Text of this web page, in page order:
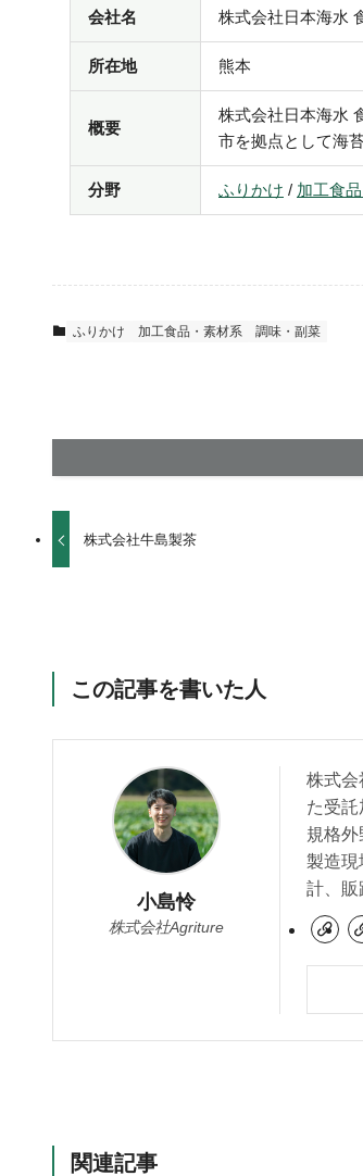
会社名 株式会社日本海水
所在地 熊本
概要
株式会社日本海水
市を拠点として海
分野 ふりかけ / 加工食
ふりかけ 加工食品・素材系 調味・副菜
株式会社牛島製茶
この記事を書いた人
小島怜
株式会社Agriture
株式会
た受
規格
製造現
計、販
関連記事